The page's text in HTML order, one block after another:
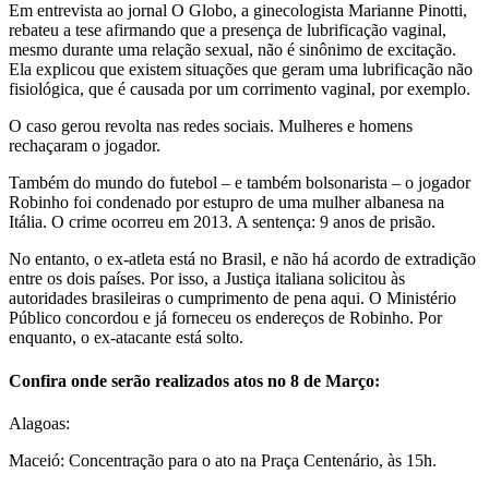
Em entrevista ao jornal O Globo, a ginecologista Marianne Pinotti,
rebateu a tese afirmando que a presença de lubrificação vaginal,
mesmo durante uma relação sexual, não é sinônimo de excitação.
Ela explicou que existem situações que geram uma lubrificação não
fisiológica, que é causada por um corrimento vaginal, por exemplo.
O caso gerou revolta nas redes sociais. Mulheres e homens
rechaçaram o jogador.
Também do mundo do futebol – e também bolsonarista – o jogador
Robinho foi condenado por estupro de uma mulher albanesa na
Itália. O crime ocorreu em 2013. A sentença: 9 anos de prisão.
No entanto, o ex-atleta está no Brasil, e não há acordo de extradição
entre os dois países. Por isso, a Justiça italiana solicitou às
autoridades brasileiras o cumprimento de pena aqui. O Ministério
Público concordou e já forneceu os endereços de Robinho. Por
enquanto, o ex-atacante está solto.
Confira onde serão realizados atos no 8 de Março:
Alagoas:
Maceió: Concentração para o ato na Praça Centenário, às 15h.